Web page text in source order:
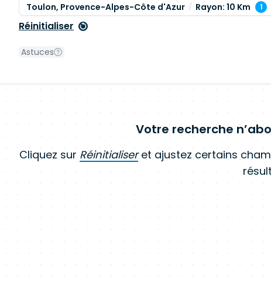
Toulon, Provence-Alpes-Côte d'Azur Rayon: 10 Km 1
Réinitialiser
Astuces
Votre recherche
Cliquez sur Réinitialiseret ajustez certains